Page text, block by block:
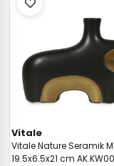
Vitale
Vitale Nature Seramik
19.5x6.5x21 cm